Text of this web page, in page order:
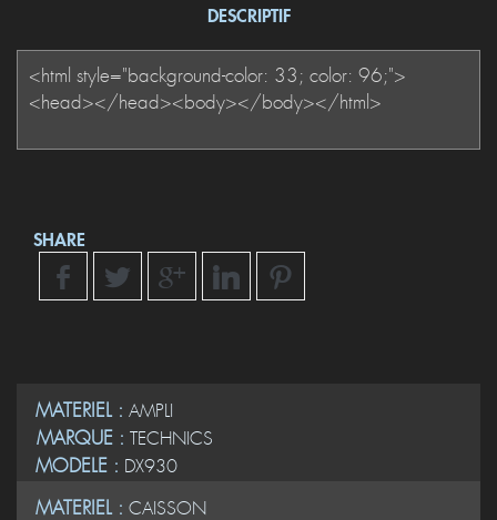
DESCRIPTIF
SHARE
MATERIEL : AMPLI
MARQUE : TECHNICS
MODELE : DX930
MATERIEL : CAISSON